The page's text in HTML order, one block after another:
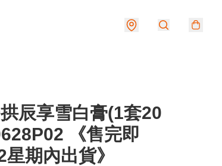
辰享雪白膏(1套20
《售完即
期內出貨》